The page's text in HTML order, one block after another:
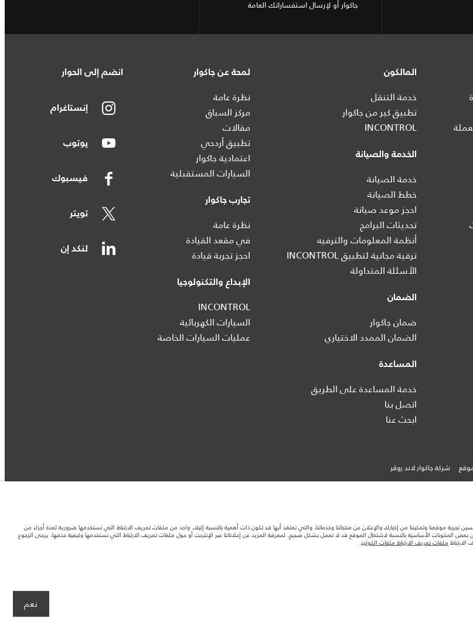
جاكوار أو لإرسال استفساراتك العامة
المالكون
خدمة التنقل
تطبيق كير من جاكوار
INCONTROL
الخدمة والصيانة
خدمة الصيانة
خطط الصيانة
احجز موعد صيانة‎
تحديثات البرامج
أنظمة المعلومات والترفيه
ترقية مجانية لتطبيق INCONTROL
الأسئلة المتداولة
الضمان
ضمان جاكوار
الضمان الممدد الاختياري
المساعدة
خدمة المساعدة على الطريق
اتصل بنا
ابحث عنا
لمحة عن جاكوار
نظرة عامة
مركز السباق
مقالات
تطبيق أردحي
اعتمادية جاكوار
السيارات المستقبلية
تجارب جاكوار
نظرة عامة
في مقعد القيادة
احجز تجربة قيادة
الإبداع والتكنولوجيا
INCONTROL
السيارات الكهربائية
عمليات السيارات الخاصة
انضم إلى الحوار
إنستاغرام
يوتوب
فيسبوك
تويتر
لنكد إن
شركة جاكوار لاند روڤر
الرجاء التواصل مع وكيلنا المحلي للتأكد من توفّرها والتحقق من الأسعار.
عن ذلك المتحقق في تلك الاختبارات كما أن هذه الأرقام بغرض المقارنة فحسب.
وتوقيتات التصاميم. هذا ظرف ديناميكي للغاية، ونتيجة لذلك، قد لا تمثّل الصور المستخدَمة ضمن موقع الويب حاليًا المواصفات الحالية بالكامل بالنسبة إلى الميزات
مدروس
تجربة موقعنا وتمكيننا من إخبارك والإعلان عن منتجاتنا وخدماتنا، والتي نعتقد أنها قد تكون ذات أهمية بالنسبة إليك. واحد من ملفات تعريف الارتباط التي نستخدمها ضرورية لعدة أجزاء من
المكونات الأساسية بالنسبة لاشتغال الموقع قد لا تعمل بشكل صحيح. لمعرفة المزيد عن إعلاناتنا عبر الإنترنت أو حول ملفات تعريف الارتباط التي نستخدمها وكيفية حذفها، يرجى الرجوع
ملفات تعريف الارتباط ملفات الكوكيز.
نعم